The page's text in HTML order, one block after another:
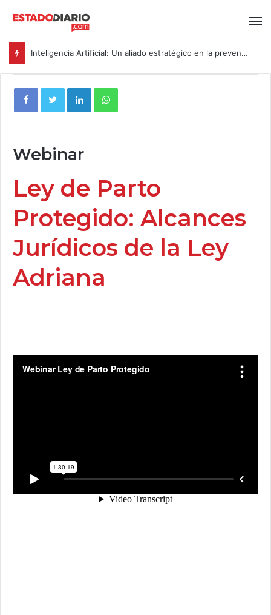
Inteligencia Artificial: Un aliado estratégico en la prevención del acoso y la violencia laboral bajo la Ley Karin
Webinar
Ley de Parto
Protegido: Alcances
Jurídicos de la Ley
Adriana